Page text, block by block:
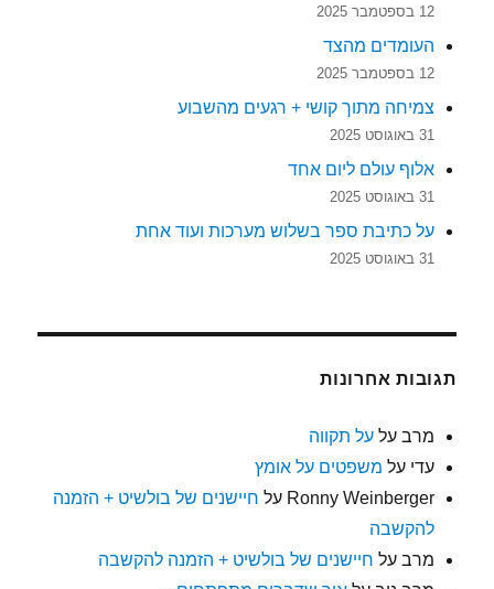
12 בספטמבר 2025
העומדים מהצד
12 בספטמבר 2025
צמיחה מתוך קושי + רגעים מהשבוע
31 באוגוסט 2025
אלוף עולם ליום אחד
31 באוגוסט 2025
על כתיבת ספר בשלוש מערכות ועוד אחת
31 באוגוסט 2025
תגובות אחרונות
מרב עלעל תקווה
עדי על משפטים על אומץ
Ronny Weinberger על חיישנים של בולשיט + הזמנה
להקשבה
מרב על חיישנים של בולשיט + הזמנה להקשבה